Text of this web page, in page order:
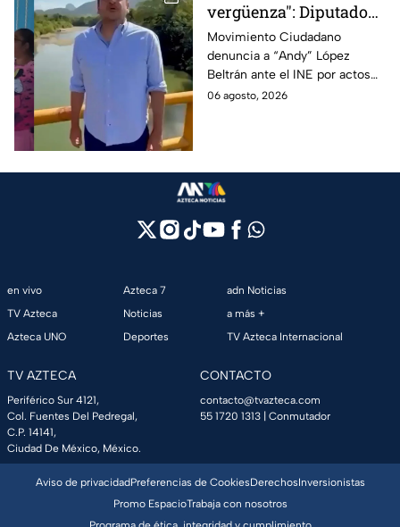
vergüenza": Diputado
Juan Zavala denuncia
ante el INE a Andy
López Beltrán por
campaña anticipada en
Movimiento Ciudadano
denuncia a “Andy” López
Beltrán ante el INE por actos
anticipados de campaña en
06 agosto, 2026
en vivo
TV Azteca
Azteca UNO
Azteca 7
Noticias
Deportes
adn Noticias
a más +
TV Azteca Internacional
TV AZTECA
Periférico Sur 4121,
Col. Fuentes Del Pedregal,
C.P. 14141,
Ciudad De México, México.
CONTACTO
contacto@tvazteca.com
55 1720 1313 | Conmutador
Aviso de privacidadPreferencias de CookiesDerechosInversionistas
Promo EspacioTrabaja con nosotros